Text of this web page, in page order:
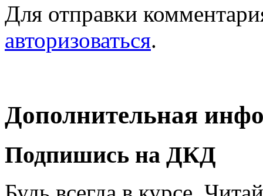
Для отправки
авторизоваться.
Дополнительная
Подпишись на ДКД